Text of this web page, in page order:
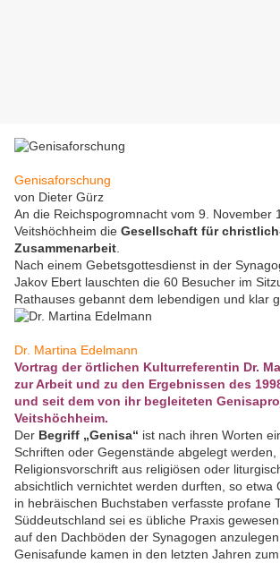
Genisaforschung
von Dieter Gürz
An die Reichspogromnacht vom 9. November
Veitshöchheim die Gesellschaft für
Zusammenarbeit
Nach einem Gebetsgottesdienst in der
Jakov Ebert lauschten die 60 Besucher im
Rathauses gebannt dem lebendigen und klar
Dr. Martina Edelmann
Vortrag der örtlichen Kulturreferentin Dr.
zur Arbeit und zu den Ergebnissen des
und seit dem von ihr begleiteten
Veitshöchheim.
Der Begriff „Genisa“ ist nach ihren Worten
Schriften oder Gegenstände abgelegt
Religionsvorschrift aus religiösen oder
absichtlich vernichtet werden durften, so etwa
in hebräischen Buchstaben verfasste profane
Süddeutschland sei es übliche Praxis
auf den Dachböden der Synagogen
Genisafunde kamen in den letzten Jahren zum